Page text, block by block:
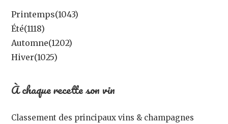
Printemps(1043)
Été(1118)
Automne(1202)
Hiver(1025)
À chaque recette son vin
Classement des principaux vins & champagnes